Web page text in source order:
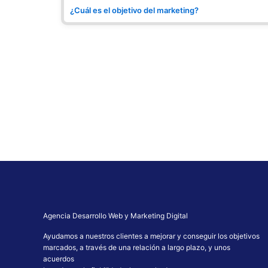
¿Cuál es el objetivo del marketing?
Agencia Desarrollo Web y Marketing Digital
Ayudamos a nuestros clientes a mejorar y conseguir los objetivos
marcados, a través de una relación a largo plazo, y unos
acuerdos